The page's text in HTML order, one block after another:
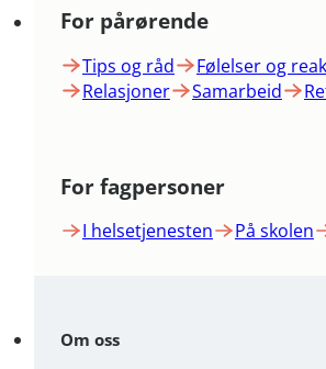
For pårørende
Tips og råd Følelser og
Relasjoner
Samarbeid
For fagpersoner
I helsetjenesten På skolen
Om oss